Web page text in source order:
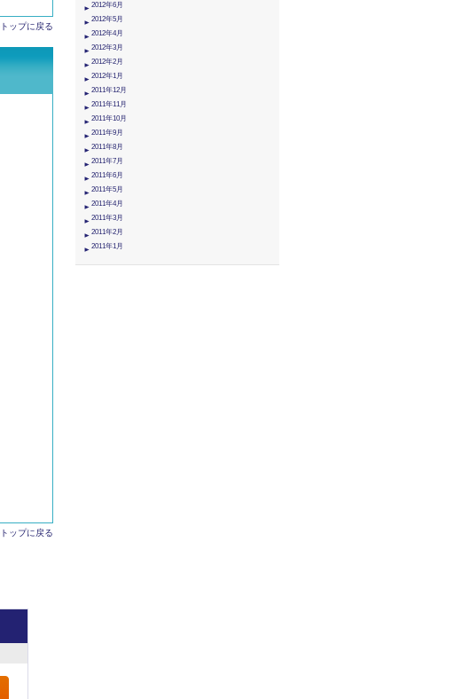
ップに戻る
ップに戻る
2012年6月
2012年5月
2012年4月
2012年3月
2012年2月
2012年1月
2011年12月
2011年11月
2011年10月
2011年9月
2011年8月
2011年7月
2011年6月
2011年5月
2011年4月
2011年3月
2011年2月
2011年1月